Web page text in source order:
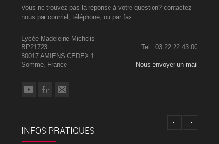
Vous ne trouvez pas la réponse à votre question? contactez
nous par courriel, téléphone, ou par fax.
Lycée Madeleine Michelis
BP21723
Tel : 03 22 22 43 00
80017 AMIENS CEDEX 1
Somme, France
Nous envoyer un mail
INFOS PRATIQUES